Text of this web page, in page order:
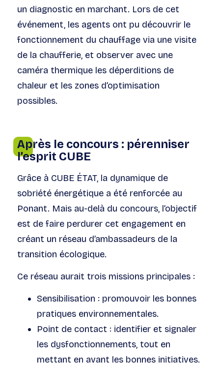
un diagnostic en marchant. Lors de cet
événement, les agents ont pu découvrir le
fonctionnement du chauffage via une visite
de la chaufferie, et observer avec une
caméra thermique les déperditions de
chaleur et les zones d’optimisation
possibles.
Après le concours : pérenniser
l’esprit CUBE
Grâce à CUBE ÉTAT, la dynamique de
sobriété énergétique a été renforcée au
Ponant. Mais au-delà du concours, l’objectif
est de faire perdurer cet engagement en
créant un réseau d’ambassadeurs de la
transition écologique.
Ce réseau aurait trois missions principales :
Sensibilisation : promouvoir les bonnes
pratiques environnementales.
Point de contact : identifier et signaler
les dysfonctionnements, tout en
mettant en avant les bonnes initiatives.